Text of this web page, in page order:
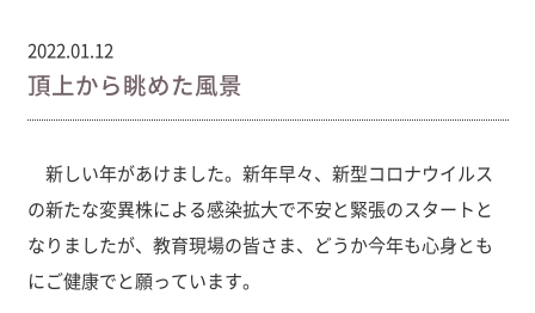
2022.01.12
頂上から眺めた風景
新しい年があけました。新年早々、新型コロナウイルス
の新たな変異株による感染拡大で不安と緊張のスタートと
なりましたが、教育現場の皆さま、どうか今年も心身とも
にご健康でと願っています。